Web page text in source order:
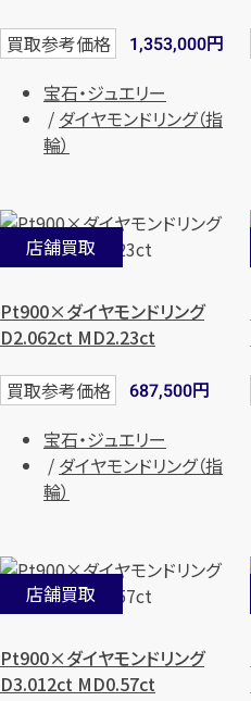
買取参考価格 1,353,000円
宝石・ジュエリー
ダイヤモンドリング（指
輪）
店舗買取
Pt900×ダイヤモンドリング
D2.062ct MD2.23ct
買取参考価格 687,500円
宝石・ジュエリー
ダイヤモンドリング（指
輪）
店舗買取
Pt900×ダイヤモンドリング
D3.012ct MD0.57ct